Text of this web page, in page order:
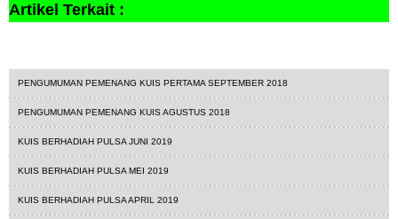
Artikel Terkait :
PENGUMUMAN PEMENANG KUIS PERTAMA SEPTEMBER 2018
PENGUMUMAN PEMENANG KUIS AGUSTUS 2018
KUIS BERHADIAH PULSA JUNI 2019
KUIS BERHADIAH PULSA MEI 2019
KUIS BERHADIAH PULSA APRIL 2019